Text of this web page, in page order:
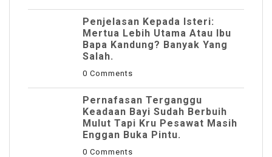
Penjelasan Kepada Isteri:
Mertua Lebih Utama Atau Ibu
Bapa Kandung? Banyak Yang
Salah.
0 Comments
Pernafasan Terganggu
Keadaan Bayi Sudah Berbuih
Mulut Tapi Kru Pesawat Masih
Enggan Buka Pintu.
0 Comments